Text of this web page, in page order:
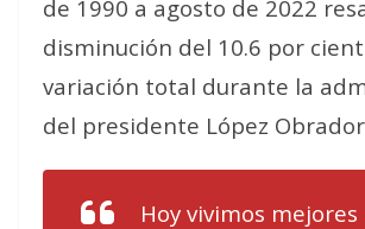
de 1990 a agosto de 2022
disminución del 10.6 por
variación total durante la
del presidente López
Hoy vivimos mejores